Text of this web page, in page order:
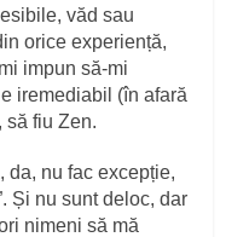
văd sau
orice experiență,
impun să-mi
iremediabil (în afară
să fiu Zen.
da, nu fac excepție,
Și nu sunt deloc, dar
nimeni să mă